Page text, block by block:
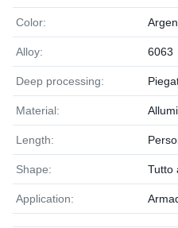
Color:
Alloy: 6063
Deep processing:
Material:
Length:
Shape: Tutto
Application: